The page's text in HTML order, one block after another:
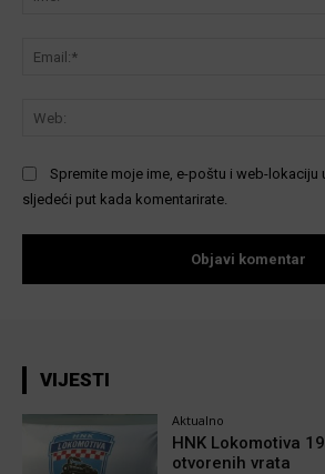
Spremite moje ime, e-poštu i web-lokaciju
sljedeći put kada komentarirate.
VIJESTI
Aktualno
HNK Lokomotiva
otvorenih vrata